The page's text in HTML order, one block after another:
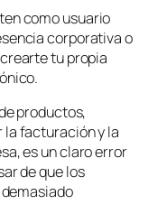
como usuario
corporativa o
tu propia
productos,
facturación y la
es un claro error
de que los